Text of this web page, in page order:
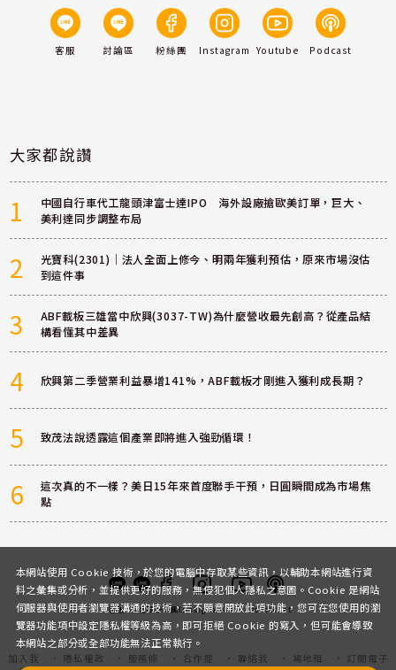
客服 討論區 粉絲團 Instagram Youtube Podcast
大家都說讚
1
中國自行車代工龍頭津富士達IPO 海外設廠搶歐美訂單，巨大、
美利達同步調整布局
2
光寶科(2301)｜法人全面上修今、明兩年獲利預估，原來市場沒估
到這件事
3
ABF載板三雄當中欣興(3037-TW)為什麼營收最先創高？從產品結
構看懂其中差異
4 欣興第二季營業利益暴增141%，ABF載板才剛進入獲利成長期？
5 致茂法說透露這個產業即將進入強勁循環！
6
這次真的不一樣？美日15年來首度聯手干預，日圓瞬間成為市場焦
點
客服 討論區粉絲團InstagramYoutubePodcast
加入我
隱私權政
服務條
合作提
聯絡我
場地租
訂閱電子
本網站使用 Cookie 技術，於您的電腦中存取某些資訊，以輔助本網站進行資
料之彙集或分析，並提供更好的服務，無侵犯個人隱私之意圖。Cookie 是網站
伺服器與使用者瀏覽器溝通的技術，若不願意開放此項功能，您可在您使用的瀏
覽器功能項中設定隱私權等級為高，即可拒絕 Cookie 的寫入，但可能會導致
本網站之部分或全部功能無法正常執行。